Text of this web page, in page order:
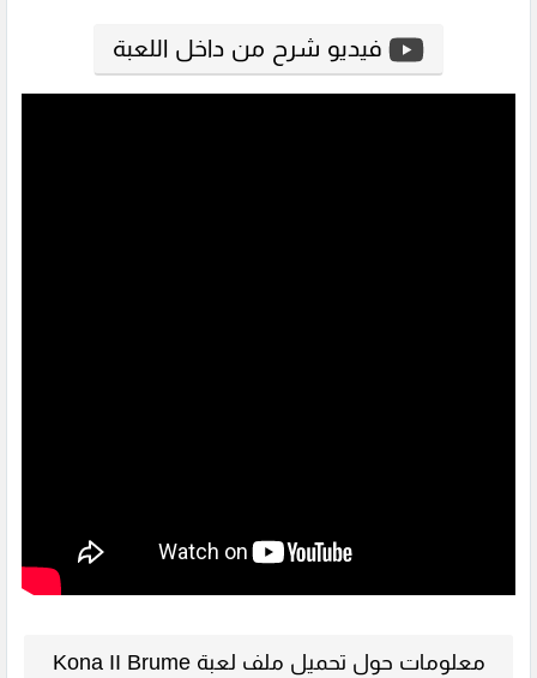
فيديو شرح من داخل اللعبة
معلومات حول تحميل ملف لعبة Kona II Brume